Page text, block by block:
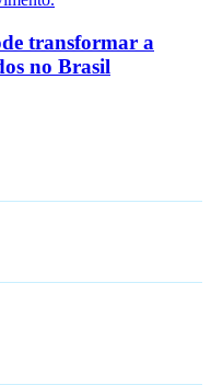
transformar a
no Brasil